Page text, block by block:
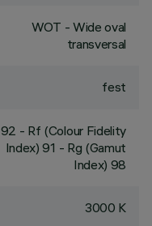
WOT - Wide oval
transversal
fest
92 - Rf (Colour Fidelity
Index) 91 - Rg (Gamut
Index) 98
3000 K